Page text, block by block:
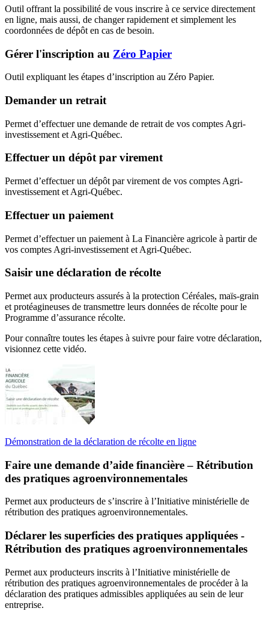
Outil offrant la possibilité de vous inscrire à ce service directement
en ligne, mais aussi, de changer rapidement et simplement les
coordonnées de dépôt en cas de besoin.
Gérer l'inscription au Zéro Papier
Outil expliquant les étapes d’inscription au Zéro Papier.
Demander un retrait
Permet d’effectuer une demande de retrait de vos comptes Agri-
investissement et Agri-Québec.
Effectuer un dépôt par virement
Permet d’effectuer un dépôt par virement de vos comptes Agri-
investissement et Agri-Québec.
Effectuer un paiement
Permet d’effectuer un paiement à La Financière agricole à partir de
vos comptes Agri-investissement et Agri-Québec.
Saisir une déclaration de récolte
Permet aux producteurs assurés à la protection Céréales, maïs-grain
et protéagineuses de transmettre leurs données de récolte pour le
Programme d’assurance récolte.
Pour connaître toutes les étapes à suivre pour faire votre déclaration,
visionnez cette vidéo.
Démonstration de la déclaration de récolte en ligne
Faire une demande d’aide financière – Rétribution
des pratiques agroenvironnementales
Permet aux producteurs de s’inscrire à l’Initiative ministérielle de
rétribution des pratiques agroenvironnementales.
Déclarer les superficies des pratiques appliquées -
Rétribution des pratiques agroenvironnementales
Permet aux producteurs inscrits à l’Initiative ministérielle de
rétribution des pratiques agroenvironnementales de procéder à la
déclaration des pratiques admissibles appliquées au sein de leur
entreprise.